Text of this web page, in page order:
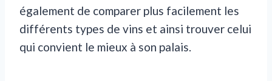
également de comparer plus facilement les
différents types de vins et ainsi trouver celui
qui convient le mieux à son palais.